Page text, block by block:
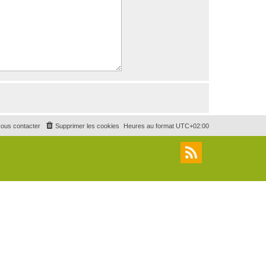
Heures au format UTC+02:00
Supprimer les cookies
contacter